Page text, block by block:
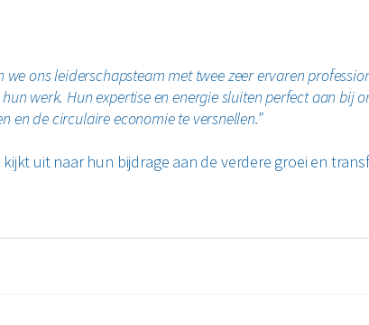
ons leiderschapsteam met twee zeer ervaren
werk. Hun expertise en energie sluiten perfect aan bij
en de circulaire economie te versnellen.”
uit naar hun bijdrage aan de verdere groei en